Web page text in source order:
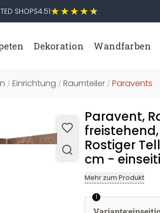
SHOPS4.51
Dekoration Wandfarben
/ Einrichtung / Raumteiler / Paravents
Paravent,
Rostiger
cm -
Mehr zum Produkt
1